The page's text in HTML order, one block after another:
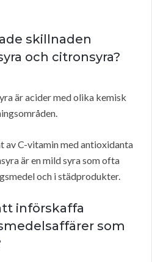
skillnaden
och citronsyra?
är acider med olika kemisk
av C-vitamin med antioxidanta
är en mild syra som ofta
och i städprodukter.
införskaffa
som